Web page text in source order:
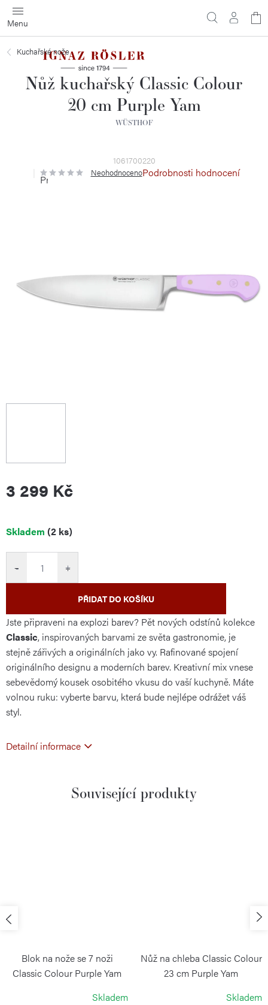
Přejít
na
obsah
Kuchařské nože
Nůž kuchařský Classic Colour
20 cm Purple Yam
WÜSTHOF
1061700220
Průměrné
hodnocení
NeohodnocenoPodrobnosti hodnocení
3 299 Kč
Měrná
Skladem (2 ks)
+
−
PŘIDAT DO KOŠÍKU
Jste připraveni na explozi barev? Pět nových odstínů kolekce
Classic, inspirovaných barvami ze světa gastronomie, je
stejně zářivých a originálních jako vy. Rafinované spojení
originálního designu a moderních barev. Kreativní mix vnese
sebevědomý kousek osobitého vkusu do vaší kuchyně. Máte
volnou ruku: vyberte barvu, která bude nejlépe odrážet váš
styl.
Detailní informace
Související produkty
Blok na nože se 7 noži
Classic Colour Purple Yam
Skladem
Nůž na chleba Classic Colour
23 cm Purple Yam
Skladem